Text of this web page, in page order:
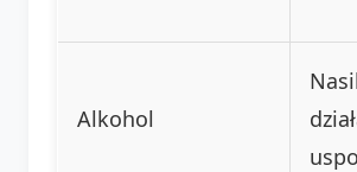
Alkohol